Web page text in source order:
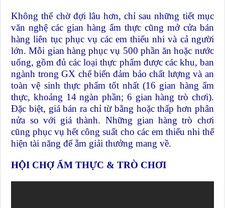
Không thể chờ đợi lâu hơn, chỉ sau những tiết mục
văn nghệ các gian hàng ẩm thực cũng mở cửa bán
hàng liên tục phục vụ các em thiếu nhi và cả người
lớn. Mỗi gian hàng phục vụ 500 phần ăn hoặc nước
uống, gồm đủ các loại thực phẩm được các khu, ban
ngành trong GX chế biến đảm bảo chất lượng và an
toàn vệ sinh thực phẩm tốt nhất (16 gian hàng ẩm
thực, khoảng 14 ngàn phần; 6 gian hàng trò chơi).
Đặc biệt, giá bán ra chỉ từ bằng hoặc thấp hơn phân
nửa so với giá thành. Những gian hàng trò chơi
cũng phục vụ hết công suất cho các em thiếu nhi thể
hiện tài năng để ẵm giải thưởng mang về.
HỘI CHỢ ẨM THỰC & TRÒ CHƠI